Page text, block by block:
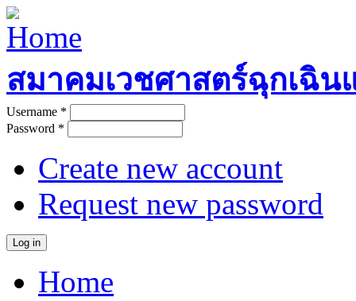
Skip to main content
สมาคมเวชศาสตร์ฉุกเฉิน
User login
Username *
Password *
Create new account
Request new password
Main menu
Home